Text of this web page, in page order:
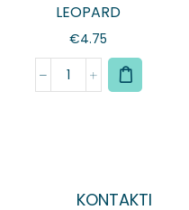
LEOPARD
€4.75
KONTAKTI